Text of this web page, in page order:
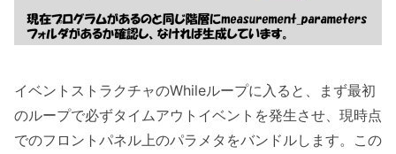
イベントストラクチャのWhileループに入ると、まず最初
のループで必ずタイムアウトイベントを発生させ、現時点
でのフロントパネル上のパラメタをバンドルします。この